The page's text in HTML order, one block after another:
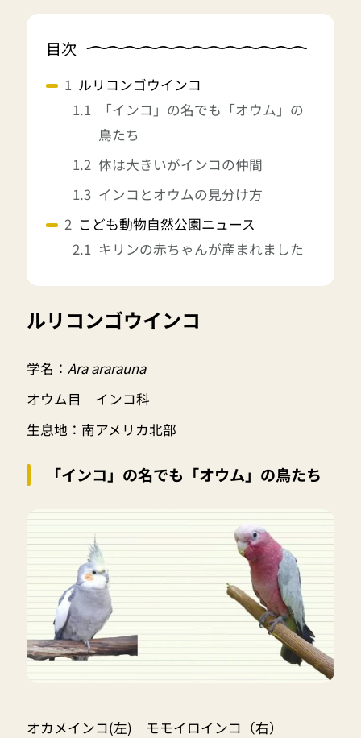
目次
ルリコンゴウインコ
「インコ」の名でも「オウム」の
鳥たち
体は大きいがインコの仲間
インコとオウムの見分け方
こども動物自然公園ニュース
キリンの赤ちゃんが産まれました
ルリコンゴウインコ
学名： Ara ararauna
オウム目 インコ科
生息地：南アメリカ北部
「インコ」の名でも「オウム」の鳥たち
オカメインコ(左) モモイロインコ（右）